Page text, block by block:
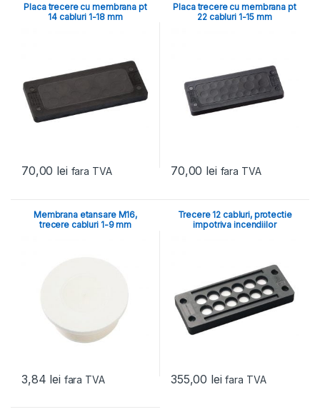
Placa trecere cu membrana pt
14 cabluri 1-18 mm
70,00 lei fara TVA
Placa trecere cu membrana pt
22 cabluri 1-15 mm
70,00 lei fara TVA
Membrana etansare M16,
trecere cabluri 1-9 mm
3,84 lei fara TVA
Trecere 12 cabluri, protectie
impotriva incendiilor
355,00 lei fara TVA